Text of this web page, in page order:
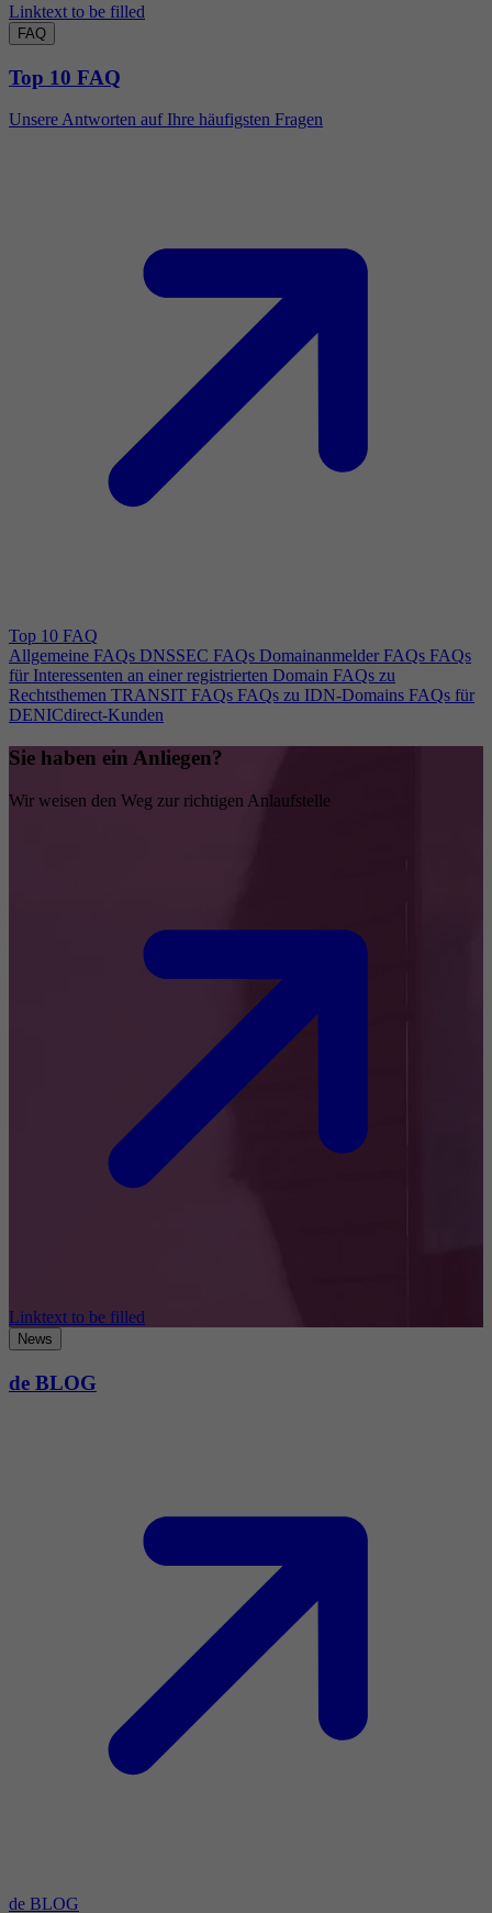
Linktext to be filled
FAQ
Top 10 FAQ
Unsere Antworten auf Ihre häufigsten Fragen
Top 10 FAQ
Allgemeine FAQs DNSSEC FAQs Domainanmelder FAQs FAQs
für Interessenten an einer registrierten Domain FAQs zu
Rechtsthemen TRANSIT FAQs FAQs zu IDN-Domains FAQs für
DENICdirect-Kunden
Sie haben ein Anliegen?
Wir weisen den Weg zur richtigen Anlaufstelle
Linktext to be filled
News
de BLOG
de BLOG